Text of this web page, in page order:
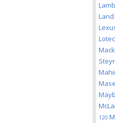
Lotec
Mack
Steyr
120